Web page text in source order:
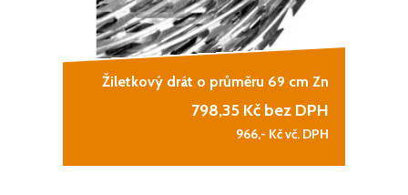
Žiletkový drát o průměru 69 cm Zn
798,35 Kč bez DPH
966,- Kč vč. DPH